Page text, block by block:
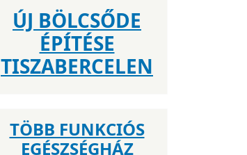
ÚJ BÖLCSŐDE
ÉPÍTÉSE
TISZABERCELEN
TÖBB FUNKCIÓS
EGÉSZSÉGHÁZ